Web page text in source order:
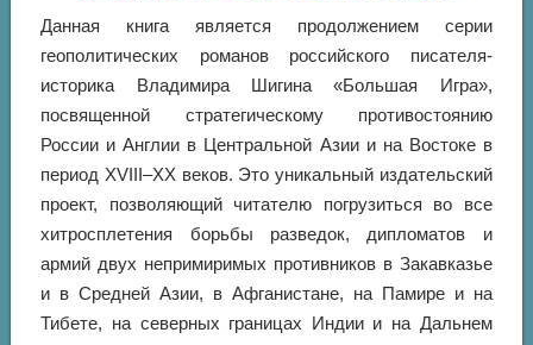
Данная книга является продолжением серии
геополитических романов российского писателя-
историка Владимира Шигина «Большая Игра»,
посвященной стратегическому противостоянию
России и Англии в Центральной Азии и на Востоке в
период XVIII–XX веков. Это уникальный издательский
проект, позволяющий читателю погрузиться во все
хитросплетения борьбы разведок, дипломатов и
армий двух непримиримых противников в Закавказье
и в Средней Азии, в Афганистане, на Памире и на
Тибете, на северных границах Индии и на Дальнем